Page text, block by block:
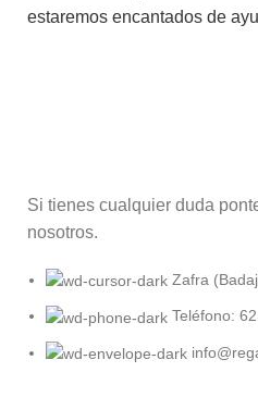
estaremos encantados de
Si tienes cualquier duda
nosotros.
Zafra
Teléfono: